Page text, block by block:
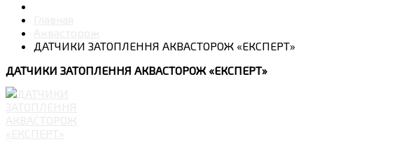
ДАТЧИКИ ЗАТОПЛЕННЯ АКВАСТОРОЖ «ЕКСПЕРТ»
ДАТЧИКИ ЗАТОПЛЕННЯ АКВАСТОРОЖ «ЕКСПЕРТ»